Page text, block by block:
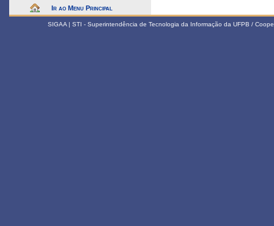
Ir ao Menu Principal
SIGAA | STI - Superintendência de Tecnologia da Informação da UFPB /